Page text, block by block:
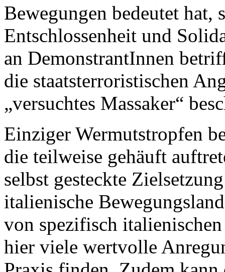
Bewegungen bedeutet
Entschlossenheit und
an DemonstrantInnen
die staatsterroristischen
„versuchtes Massaker“
Einziger Wermutstropfen
die teilweise gehäuft
selbst gesteckte
italienische
von spezifisch
hier viele wertvolle